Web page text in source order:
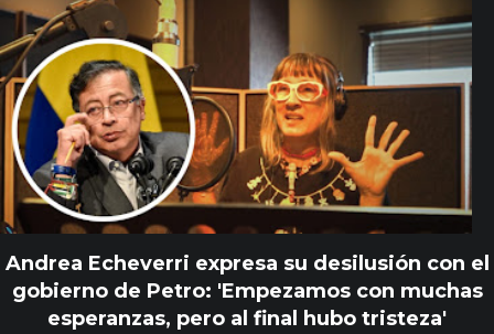
Andrea Echeverri expresa su desilusión con el
gobierno de Petro: 'Empezamos con muchas
esperanzas, pero al final hubo tristeza'